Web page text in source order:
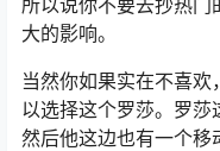
大的影响。
当然你如果实在不喜
以选择这个罗莎。罗莎
然后他这边也有一个移